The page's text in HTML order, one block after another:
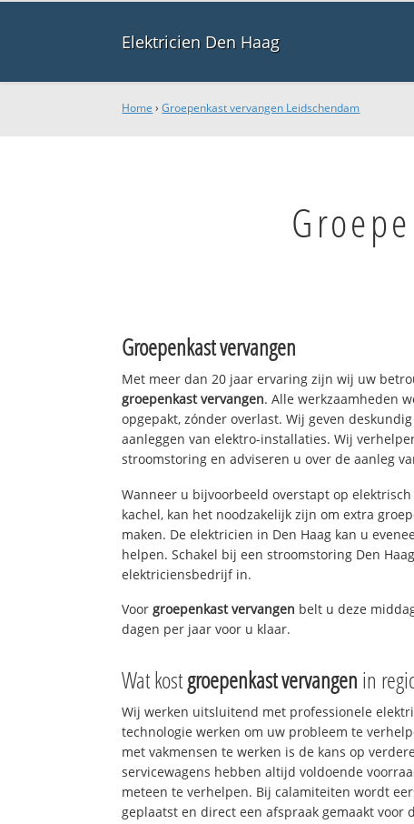
Elektricien Den Haag
Home ›Groepenkast vervangen Leidschendam
Groepenkast vervangen
Met meer dan 20 jaar ervaring zijn wij uw
groepenkast vervangen. Alle werkzaamheden
opgepakt, zónder overlast. Wij geven
aanleggen van elektro-installaties. Wij
stroomstoring en adviseren u over de aanleg
Wanneer u bijvoorbeeld overstapt op
kachel, kan het noodzakelijk zijn om extra
maken. De elektricien in Den Haag kan u
helpen. Schakel bij een stroomstoring Den
elektriciensbedrijf in.
Voorgroepenkast vervangen belt u deze
dagen per jaar voor u klaar.
Wat kostgroepenkast vervangen in
Wij werken uitsluitend met professionele
technologie werken om uw probleem te
met vakmensen te werken is de kans op
servicewagens hebben altijd voldoende
meteen te verhelpen. Bij calamiteiten wordt
geplaatst en direct een afspraak gemaakt voor